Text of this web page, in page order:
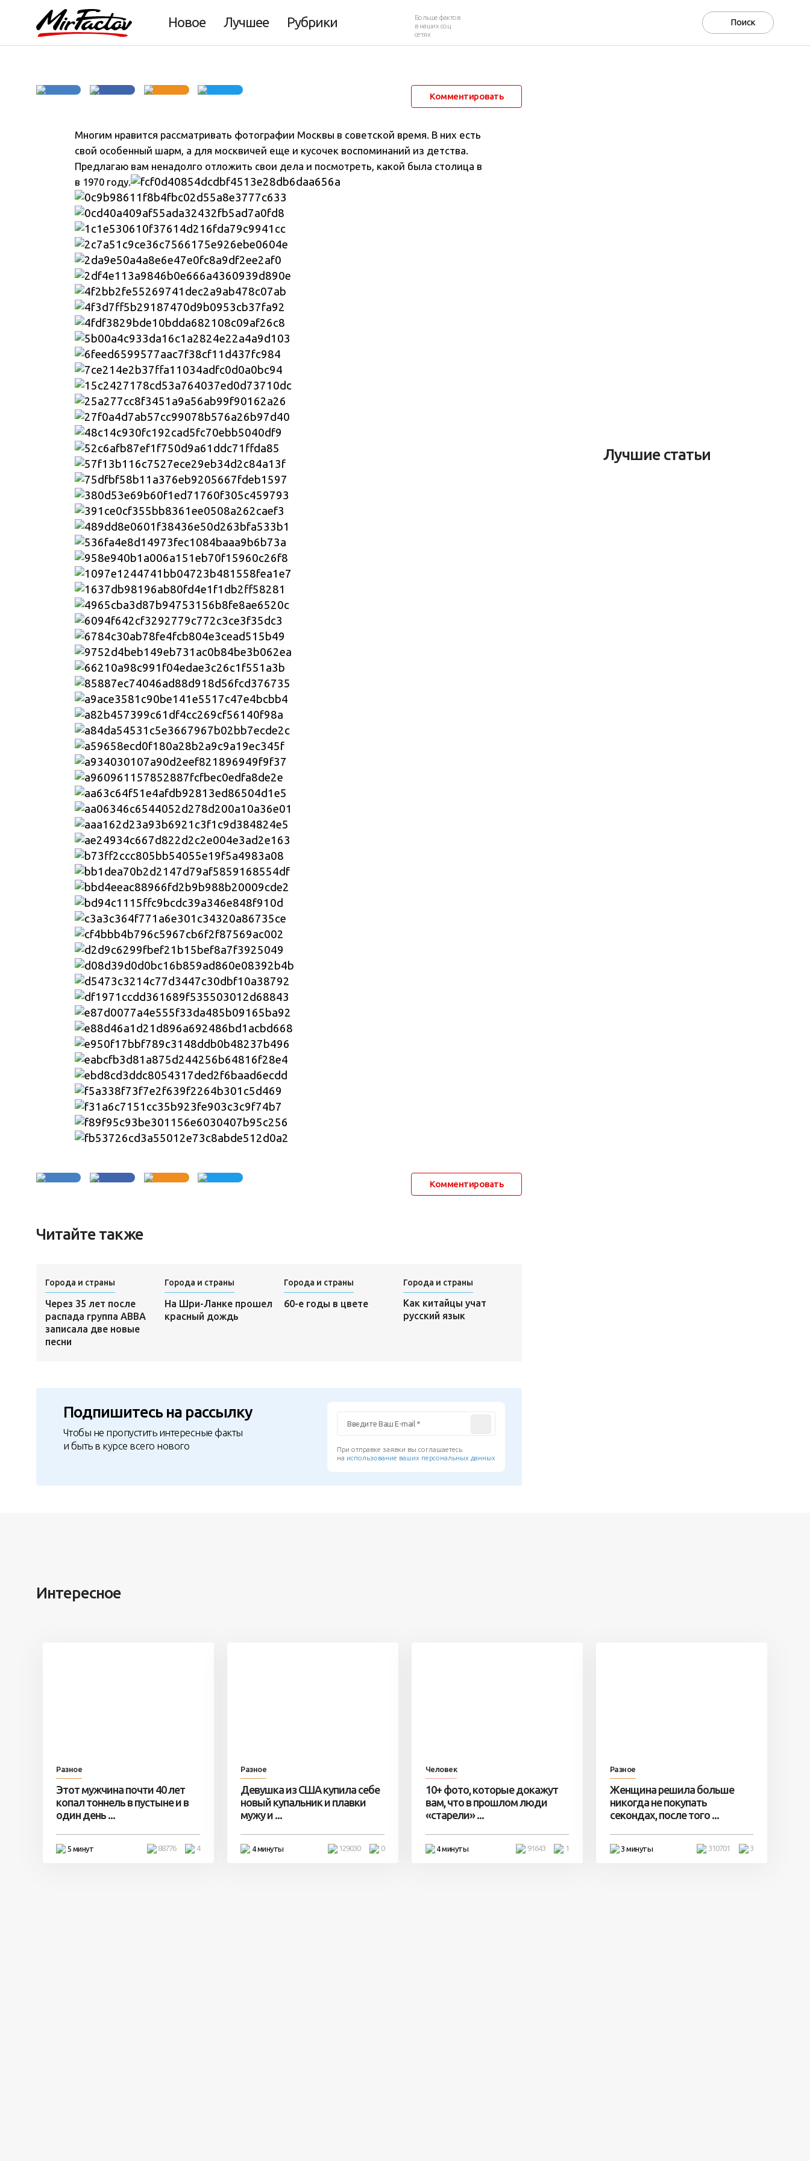
Новое Лучшее Рубрики
Больше фактов
в наших соц.
сетях
Комментировать
Многим нравится рассматривать фотографии Москвы в советской время. В них есть
свой особенный шарм, а для москвичей еще и кусочек воспоминаний из детства.
Предлагаю вам ненадолго отложить свои дела и посмотреть, какой была столица в
в 1970 году .
Комментировать
Читайте также
Города и страны
Через 35 лет после
распада группа ABBA
записала две новые
песни
Города и страны
На Шри-Ланке прошел
красный дождь
Города и страны
60-е годы в цвете
Города и страны
Как китайцы учат
русский язык
Подпишитесь на рассылку
Чтобы не пропустить интересные факты
и быть в курсе всего нового
При отправке заявки вы соглашаетесь
на использование ваших персональных данных
Лучшие статьи
Интересное
Разное
Этот мужчина почти 40 лет
копал тоннель в пустыне и в
один день ...
5 минут 4
88776
Разное
Девушка из США купила себе
новый купальник и плавки
мужу и ...
4 минуты 0
129030
Человек
10+ фото, которые докажут
вам, что в прошлом люди
«старели» ...
4 минуты 1
91643
Разное
Женщина решила больше
никогда не покупать
секондах, после того ...
3 минуты 3
310701